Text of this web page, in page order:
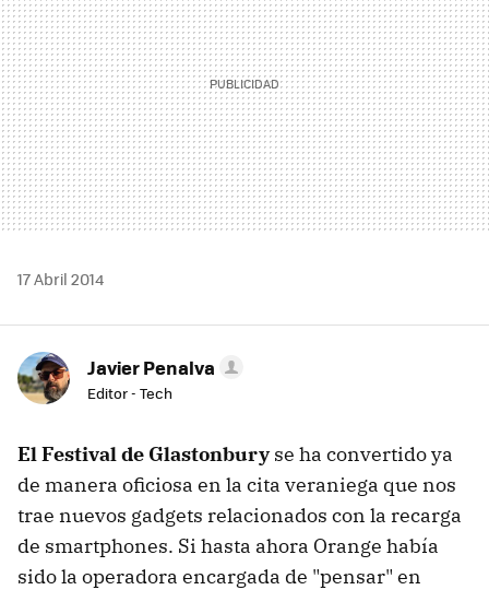
17 Abril 2014
Javier Penalva
Editor - Tech
El Festival de Glastonburyse ha convertido ya
de manera oficiosa en la cita veraniega que nos
trae nuevos gadgets relacionados con la recarga
de smartphones. Si hasta ahora Orange había
sido la operadora encargada de "pensar" en